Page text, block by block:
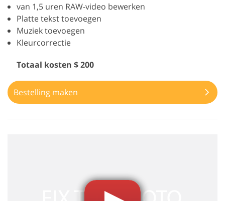
van 1,5 uren RAW-video bewerken
Platte tekst toevoegen
Muziek toevoegen
Kleurcorrectie
Totaal kosten $ 200
Bestelling maken